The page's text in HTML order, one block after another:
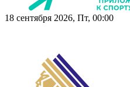
18 сентября 2026, Пт, 00:00